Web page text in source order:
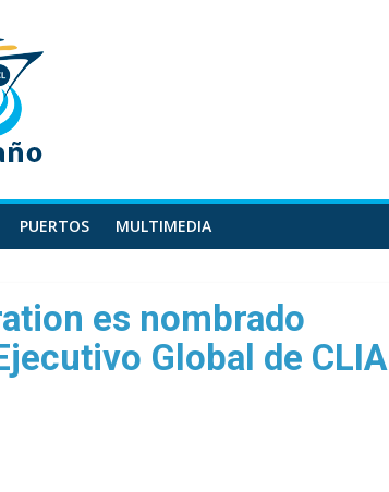
PUERTOS MULTIMEDIA
es nombrado
Global de CLIA